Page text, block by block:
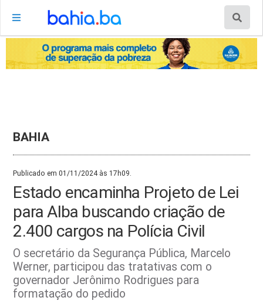
BAHIA
Publicado em 01/11/2024 às 17h09.
Estado encaminha Projeto de Lei
para Alba buscando criação de
2.400 cargos na Polícia Civil
O secretário da Segurança Pública, Marcelo
Werner, participou das tratativas com o
governador Jerônimo Rodrigues para
formatação do pedido